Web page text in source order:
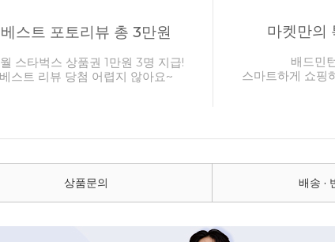
베스트 포토리뷰 총 3만원
스타벅스 상품권 1만원 3명 지급!
베스트 리뷰 당첨 어렵지 않아요~
마켓만의
배드민
스마트하게 쇼핑
상품문의 배송 ·